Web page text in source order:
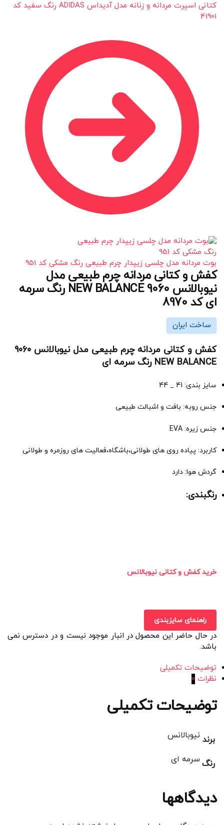
کتانی اسپرت مردانه و زنانه مدل آدیداس ADIDAS رنگ سفید کد
41901
بوت مردانه مدل چلسی زیپدار چرم طبیعی رنگ مشکی کد 951
کفش و کتانی مردانه چرم طبیعی مدل
نیوبالانس 9060 NEW BALANCE رنگ سرمه
ای کد 8970
ساخت ایران
کفش و کتانی مردانه چرم طبیعی مدل نیوبالانس 9060
NEW BALANCE رنگ سرمه ای
سایز بندی: 41 _ 44
جنس روبه: بافت و اشبالت طبیعی
جنس زیره: EVA
کاربرد: پیاده روی های طولانی،باشگاه،فعالیت های روزمره و طولانی
گردش هوا: دارد
رنگبندی:
خرید کفش و کتانی نیوبالانس
راهنمای سایزبندی
در حال حاضر این محصول در انبار موجود نیست و در دسترس نمی
باشد.
توضیحات تکمیلی
نظرات 0
توضیحات تکمیلی
برند نیوبالانس
رنگ سرمه ای
دیدگاهها